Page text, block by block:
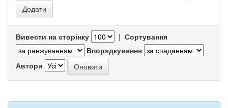
Вивести на сторінку | Сортування
Впорядкування
Автори